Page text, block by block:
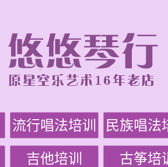
流行唱法培训 民族唱法
吉他培训 古筝培